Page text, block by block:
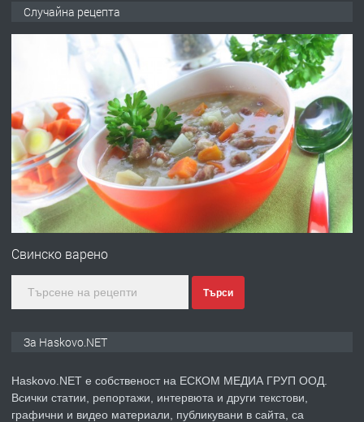
преди 18 часа
ПРЕДЛАГА Под НАЕМ двустаен Орфей
преди 3 дни
ПРЕДЛАГА
Нов апартамент на ул. Липа до
преди 5 дни
Случайна рецепта
Свинско варено
Търси
За Haskovo.NET
Haskovo.NET е собственост на ЕСКОМ МЕДИА ГРУП ООД.
Всички статии, репортажи, интервюта и други текстови,
графични и видео материали, публикувани в сайта, са